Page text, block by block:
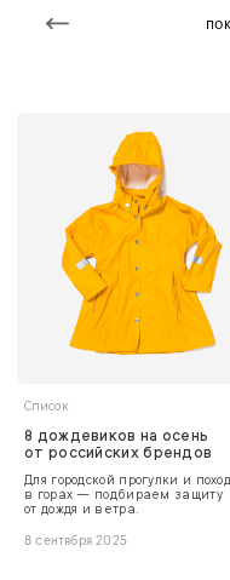
Список
8 дождевиков на осень
от российских брендов
Для городской прогулки и
в горах — подбираем защиту
от дождя и ветра.
8 сентября 2025